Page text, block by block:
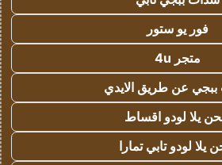
فور يو ستور
متجر 4u
عن طريق الايدي
يلا لودو اقساط
يلا لودو تابي تمارا